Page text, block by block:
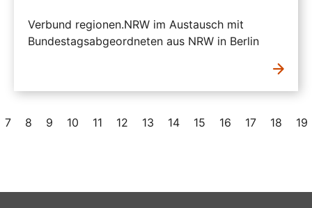
Verbund regionen.NRW im Austausch mit
Bundestagsabgeordneten aus NRW in Berlin
7 8 9 10 11 12 13 14 15 16 17 18 19